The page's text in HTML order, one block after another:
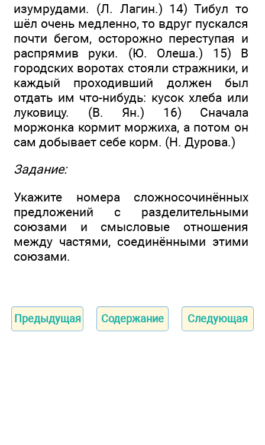
изумрудами. (Л. Лагин.) 14) Тибул то
шёл очень медленно, то вдруг пускался
почти бегом, осторожно переступая и
распрямив руки. (Ю. Олеша.) 15) В
городских воротах стояли стражники, и
каждый проходивший должен был
отдать им что-нибудь: кусок хлеба или
луковицу. (В. Ян.) 16) Сначала
моржонка кормит моржиха, а потом он
сам добывает себе корм. (Н. Дурова.)
Задание:
Укажите номера сложносочинённых
предложений с разделительными
союзами и смысловые отношения
между частями, соединёнными этими
союзами.
Предыдущая Содержание Следующая